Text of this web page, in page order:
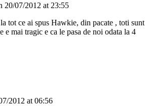
20/07/2012 at 23:55
tot ce ai spus Hawkie, din pacate , toti sunt
mai tragic e ca le pasa de noi odata la 4
2012 at 06:56